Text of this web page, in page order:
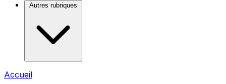
Autres rubriques
Accueil